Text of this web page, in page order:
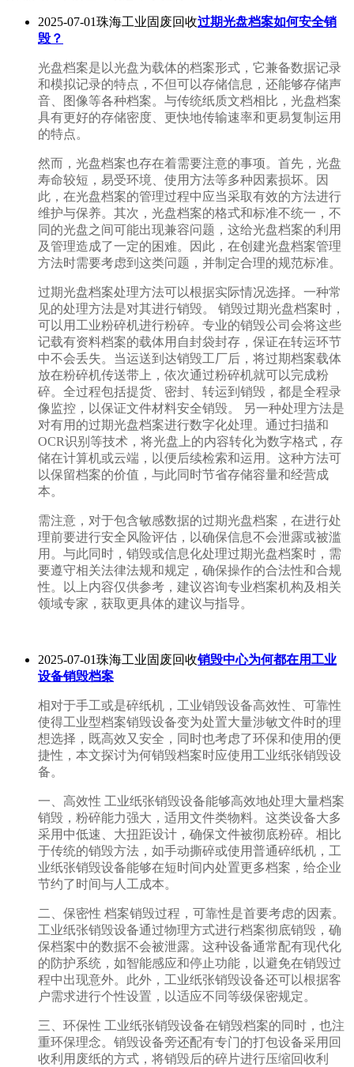
2025-07-01珠海工业固废回收过期光盘档案如何安全销
毁？
光盘档案是以光盘为载体的档案形式，它兼备数据记录
和模拟记录的特点，不但可以存储信息，还能够存储声
音、图像等各种档案。与传统纸质文档相比，光盘档案
具有更好的存储密度、更快地传输速率和更易复制运用
的特点。
然而，光盘档案也存在着需要注意的事项。首先，光盘
寿命较短，易受环境、使用方法等多种因素损坏。因
此，在光盘档案的管理过程中应当采取有效的方法进行
维护与保养。其次，光盘档案的格式和标准不统一，不
同的光盘之间可能出现兼容问题，这给光盘档案的利用
及管理造成了一定的困难。因此，在创建光盘档案管理
方法时需要考虑到这类问题，并制定合理的规范标准。
过期光盘档案处理方法可以根据实际情况选择。一种常
见的处理方法是对其进行销毁。 销毁过期光盘档案时，
可以用工业粉碎机进行粉碎。专业的销毁公司会将这些
记载有资料档案的载体用自封袋封存，保证在转运环节
中不会丢失。当运送到达销毁工厂后，将过期档案载体
放在粉碎机传送带上，依次通过粉碎机就可以完成粉
碎。全过程包括提货、密封、转运到销毁，都是全程录
像监控，以保证文件材料安全销毁。 另一种处理方法是
对有用的过期光盘档案进行数字化处理。通过扫描和
OCR识别等技术，将光盘上的内容转化为数字格式，存
储在计算机或云端，以便后续检索和运用。这种方法可
以保留档案的价值，与此同时节省存储容量和经营成
本。
需注意，对于包含敏感数据的过期光盘档案，在进行处
理前要进行安全风险评估，以确保信息不会泄露或被滥
用。与此同时，销毁或信息化处理过期光盘档案时，需
要遵守相关法律法规和规定，确保操作的合法性和合规
性。以上内容仅供参考，建议咨询专业档案机构及相关
领域专家，获取更具体的建议与指导。
2025-07-01珠海工业固废回收销毁中心为何都在用工业
设备销毁档案
相对于手工或是碎纸机，工业销毁设备高效性、可靠性
使得工业型档案销毁设备变为处置大量涉敏文件时的理
想选择，既高效又安全，同时也考虑了环保和使用的便
捷性，本文探讨为何销毁档案时应使用工业纸张销毁设
备。
一、高效性 工业纸张销毁设备能够高效地处理大量档案
销毁，粉碎能力强大，适用文件类物料。这类设备大多
采用中低速、大扭距设计，确保文件被彻底粉碎。相比
于传统的销毁方法，如手动撕碎或使用普通碎纸机，工
业纸张销毁设备能够在短时间内处置更多档案，给企业
节约了时间与人工成本。
二、保密性 档案销毁过程，可靠性是首要考虑的因素。
工业纸张销毁设备通过物理方式进行档案彻底销毁，确
保档案中的数据不会被泄露。这种设备通常配有现代化
的防护系统，如智能感应和停止功能，以避免在销毁过
程中出现意外。此外，工业纸张销毁设备还可以根据客
户需求进行个性设置，以适应不同等级保密规定。
三、环保性 工业纸张销毁设备在销毁档案的同时，也注
重环保理念。销毁设备旁还配有专门的打包设备采用回
收利用废纸的方式，将销毁后的碎片进行压缩回收利